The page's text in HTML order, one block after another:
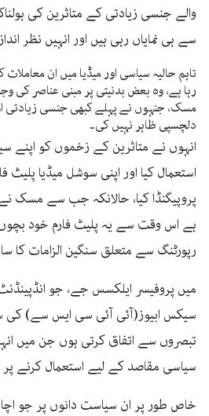
والے جنسی زیادتی کے متاثرین کی
سے ہی نمایاں رہی ہیں اور انہیں نظر
تاہم حالیہ سیاسی اور میڈیا میں ان
رہا ہے، وہ بعض بدنیتی پر مبنی عناصر کی
مسک، جنہوں نے پہلے کبھی جنسی زیادتی
دلچسپی ظاہر نہیں کی۔
انہوں نے متاثرین کے زخموں کو اپنے
استعمال کیا اور اپنی سوشل میڈیا
پروپیگنڈا کیا، حالانکہ جب سے مسک
ہے اس وقت سے یہ پلیٹ فارم خود
رپورٹنگ سے متعلق سنگین الزامات کا
میں پروفیسر ایلکسس جے، جو انڈپینڈنٹ
سیکس ابیوز(آئی آئی سی ایس سے) کی
تبصروں سے اتفاق کرتی ہوں جن میں
سیاسی مقاصد کے لیے استعمال کرنے
خاص طور پر ان سیاست دانوں پر جو